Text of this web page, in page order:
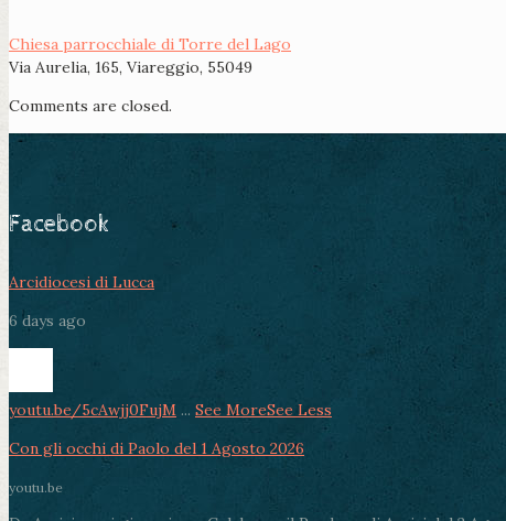
Chiesa parrocchiale di Torre del Lago
Via Aurelia, 165, Viareggio, 55049
Comments are closed.
Facebook
Arcidiocesi di Lucca
6 days ago
youtu.be/5cAwjj0FujM ... See MoreSee Less
Con gli occhi di Paolo del 1 Agosto 2026
youtu.be